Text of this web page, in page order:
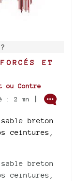
ET
ou Contre
: 2 mn |
breton
ceintures,
breton
ceintures,